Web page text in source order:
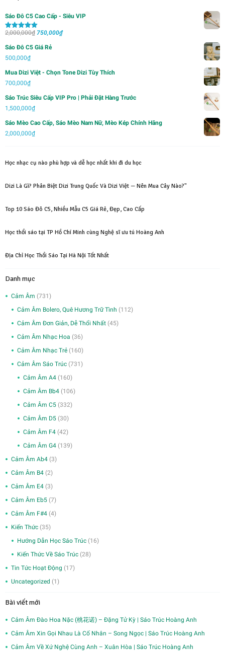
Sáo Đô C5 Cao Cấp - Siêu VIP
Được xếp
sao
2,000,000₫ Giá
750,000₫Giá
750,000₫.
Sáo Đô C5 Giá Rẻ
500,000₫
Mua Dizi Việt - Chọn Tone Dizi Tùy Thích
700,000₫
Sáo Trúc Siêu Cấp VIP Pro | Phải Đặt Hàng Trước
1,500,000₫
Sáo Mèo Cao Cấp, Sáo Mèo Nam Nữ, Mèo Kép Chính Hãng
2,000,000₫
Học nhạc cụ nào phù hợp và dễ học nhất khi đi du học
Dizi Là Gì? Phân Biệt Dizi Trung Quốc Và Dizi Việt — Nên Mua Cây Nào?"
Top 10 Sáo Đô C5, Nhiều Mẫu C5 Giá Rẻ, Đẹp, Cao Cấp
Học thổi sáo tại TP Hồ Chí Minh cùng Nghệ sĩ ưu tú Hoàng Anh
Địa Chỉ Học Thổi Sáo Tại Hà Nội Tốt Nhất
Danh mục
Cảm Âm (731)
Cảm Âm Bolero, Quê Hương Trữ Tình (112)
Cảm Âm Đơn Giản, Dễ Thổi Nhất (45)
Cảm Âm Nhạc Hoa (36)
Cảm Âm Nhạc Trẻ (160)
Cảm Âm Sáo Trúc (731)
Cảm Âm A4 (160)
Cảm Âm Bb4 (106)
Cảm Âm C5 (332)
Cảm Âm D5 (30)
Cảm Âm F4 (42)
Cảm Âm G4 (139)
Cảm Âm Ab4 (3)
Cảm Âm B4 (2)
Cảm Âm E4 (3)
Cảm Âm Eb5 (7)
Cảm Âm F#4 (4)
Kiến Thức (35)
Hướng Dẫn Học Sáo Trúc (16)
Kiến Thức Về Sáo Trúc (28)
Tin Tức Hoạt Động (17)
Uncategorized (1)
Bài viết mới
Cảm Âm Đào Hoa Nặc (桃花诺) – Đặng Tử Kỳ | Sáo Trúc Hoàng Anh
Cảm Âm Xin Gọi Nhau Là Cố Nhân – Song Ngọc | Sáo Trúc Hoàng Anh
Cảm Âm Về Xứ Nghệ Cùng Anh – Xuân Hòa | Sáo Trúc Hoàng Anh